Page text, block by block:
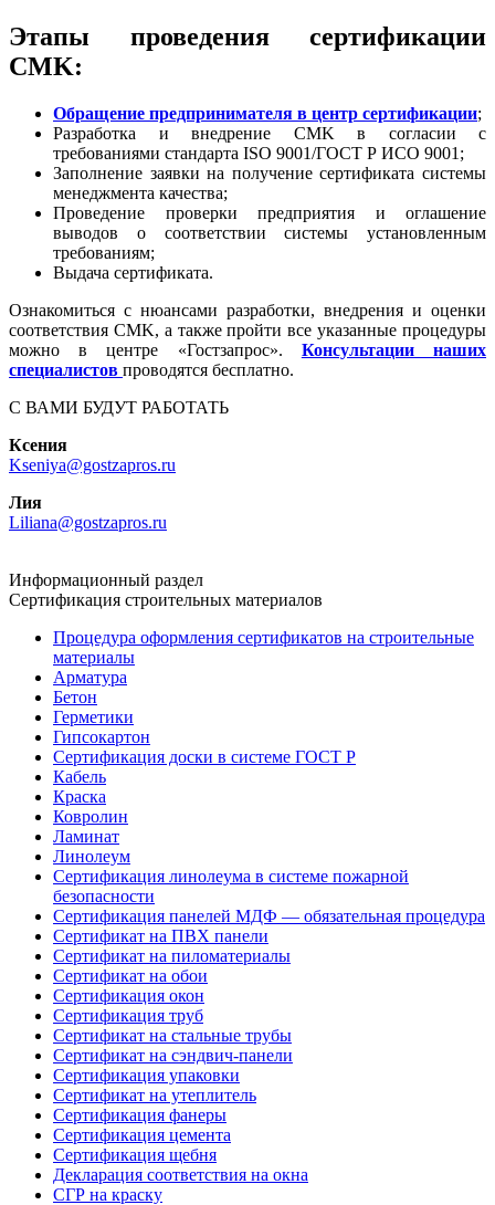
Этапы проведения сертификации
CMK:
Обращение предпринимателя в центр сертификации;
Разработка и внедрение CMK в согласии с
требованиями стандарта ISO 9001/ГОСТ Р ИСО 9001;
Заполнение заявки на получение сертификата системы
менеджмента качества;
Проведение проверки предприятия и оглашение
выводов о соответствии системы установленным
требованиям;
Выдача сертификата.
Ознакомиться с нюансами разработки, внедрения и оценки
соответствия СMK, а также пройти все указанные процедуры
можно в центре «Гостзапрос». Консультации наших
специалистов проводятся бесплатно.
С ВАМИ БУДУТ РАБОТАТЬ
Ксения
Kseniya@gostzapros.ru
Лия
Liliana@gostzapros.ru
Информационный раздел
Сертификация строительных материалов
Процедура оформления сертификатов на строительные
материалы
Арматура
Бетон
Герметики
Гипсокартон
Сертификация доски в системе ГОСТ Р
Кабель
Краска
Ковролин
Ламинат
Линолеум
Сертификация линолеума в системе пожарной
безопасности
Сертификация панелей МДФ — обязательная процедура
Сертификат на ПВХ панели
Сертификат на пиломатериалы
Сертификат на обои
Сертификация окон
Сертификация труб
Сертификат на стальные трубы
Сертификат на сэндвич-панели
Сертификация упаковки
Сертификат на утеплитель
Сертификация фанеры
Сертификация цемента
Сертификация щебня
Декларация соответствия на окна
СГР на краску